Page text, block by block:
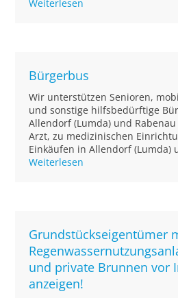
Weiterlesen
Bürgerbus
Wir unterstützen Senioren,
und sonstige hilfsbedürftige
Allendorf (Lumda) und
Arzt, zu medizinischen
Einkäufen in Allendorf (Lumda)
Weiterlesen
Grundstückseigentümer
und private Brunnen vor
anzeigen!